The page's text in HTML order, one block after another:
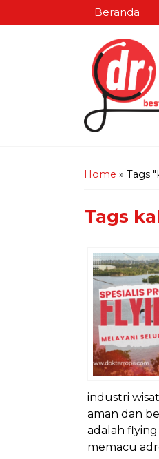
Beranda
Home » Tags
Tags
industri
aman dan
adalah
memacu